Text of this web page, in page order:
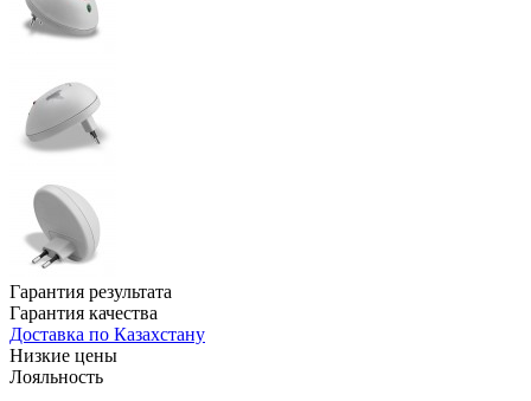
Гарантия результата
Гарантия качества
Доставка по Казахстану
Низкие цены
Лояльность